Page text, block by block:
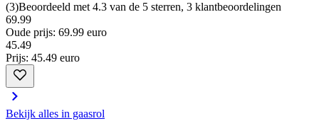
(3)Beoordeeld met 4.3 van de 5 sterren, 3 klantbeoordelingen
69.99
Oude prijs: 69.99 euro
45.49
Prijs: 45.49 euro
Bekijk alles in gaasrol